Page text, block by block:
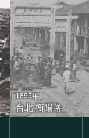
1895年
台北 衡陽路